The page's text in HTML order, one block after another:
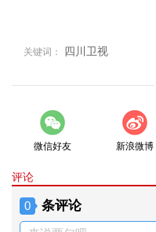
关键词： 四川卫视
微信好友 新浪微博
评论
0 条评论